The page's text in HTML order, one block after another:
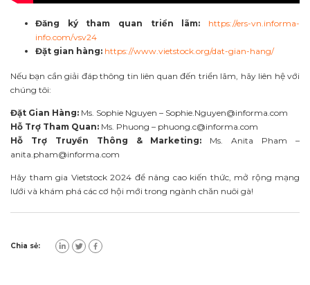
Đăng ký tham quan triển lãm:
https://ers-vn.informa-
info.com/vsv24
Đặt gian hàng: https://www.vietstock.org/dat-gian-hang/
Nếu bạn cần giải đáp thông tin liên quan đến triển lãm, hãy liên hệ với
chúng tôi:
Đặt Gian Hàng: Ms. Sophie Nguyen – Sophie.Nguyen@informa.com
Hỗ Trợ Tham Quan: Ms. Phuong – phuong.c@informa.com
Hỗ Trợ Truyền Thông & Marketing: Ms. Anita Pham –
anita.pham@informa.com
Hãy tham gia Vietstock 2024 để nâng cao kiến thức, mở rộng mạng
lưới và khám phá các cơ hội mới trong ngành chăn nuôi gà!
Chia sẻ: